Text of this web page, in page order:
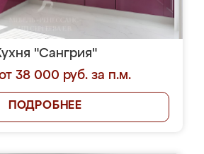
"Сангрия"
38 000 руб. за п.м.
ПОДРОБНЕЕ